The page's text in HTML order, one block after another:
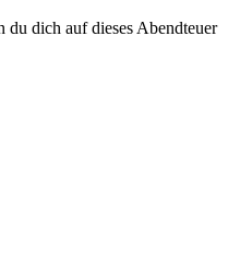
du dich auf dieses Abendteuer